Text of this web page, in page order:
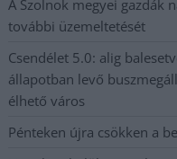
A Szolnok megyei gazdák
további üzemeltetését
Csendélet 5.0: alig
állapotban levő
élhető város
Pénteken újra csökken a